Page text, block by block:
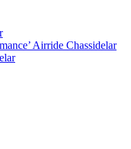
Airride Chassidelar